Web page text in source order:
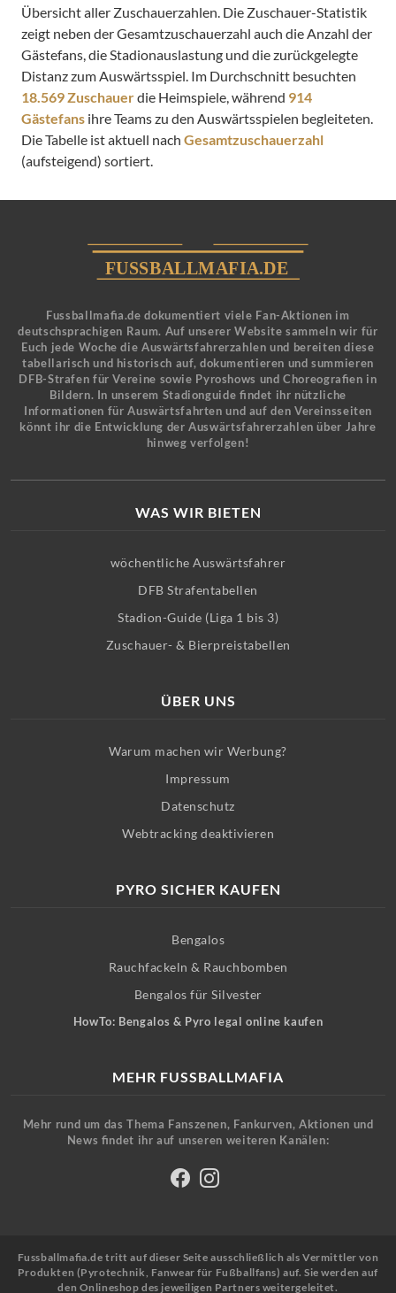
Übersicht aller Zuschauerzahlen. Die Zuschauer-Statistik
zeigt neben der Gesamtzuschauerzahl auch die Anzahl der
Gästefans, die Stadionauslastung und die zurückgelegte
Distanz zum Auswärtsspiel. Im Durchschnitt besuchten
18.569 Zuschauerdie Heimspiele, während 914
Gästefans ihre Teams zu den Auswärtsspielen begleiteten.
Die Tabelle ist aktuell nach Gesamtzuschauerzahl
(aufsteigend) sortiert.
Fussballmafia.de dokumentiert viele Fan-Aktionen im
deutschsprachigen Raum. Auf unserer Website sammeln wir für
Euch jede Woche die Auswärtsfahrerzahlen und bereiten diese
tabellarisch und historisch auf, dokumentieren und summieren
DFB-Strafen für Vereine sowie Pyroshows und Choreografien in
Bildern. In unserem Stadionguide findet ihr nützliche
Informationen für Auswärtsfahrten und auf den Vereinsseiten
könnt ihr die Entwicklung der Auswärtsfahrerzahlen über Jahre
hinweg verfolgen!
WAS WIR BIETEN
wöchentliche Auswärtsfahrer
DFB Strafentabellen
Stadion-Guide (Liga 1 bis 3)
Zuschauer- & Bierpreistabellen
ÜBER UNS
Warum machen wir Werbung?
Impressum
Datenschutz
Webtracking deaktivieren
PYRO SICHER KAUFEN
Bengalos
Rauchfackeln & Rauchbomben
Bengalos für Silvester
HowTo: Bengalos & Pyro legal online kaufen
MEHR FUSSBALLMAFIA
Mehr rund um das Thema Fanszenen, Fankurven, Aktionen und
News findet ihr auf unseren weiteren Kanälen:
Fussballmafia.de tritt auf dieser Seite ausschließlich als Vermittler von
Produkten (Pyrotechnik, Fanwear für Fußballfans) auf. Sie werden auf
den Onlineshop des jeweiligen Partners weitergeleitet.